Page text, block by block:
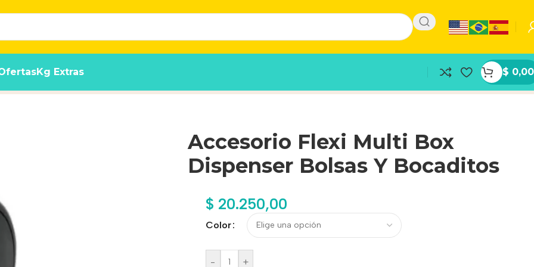
Kg Extras $ 0,00
Y Bocaditos
Accesorio Flexi Multi Box
Dispenser Bolsas Y Bocaditos
$ 20.250,00
Color
- +